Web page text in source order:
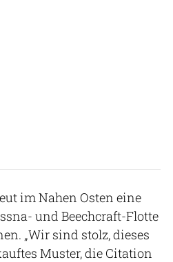
im Nahen Osten eine
und Beechcraft-Flotte
„Wir sind stolz, dieses
Muster, die Citation